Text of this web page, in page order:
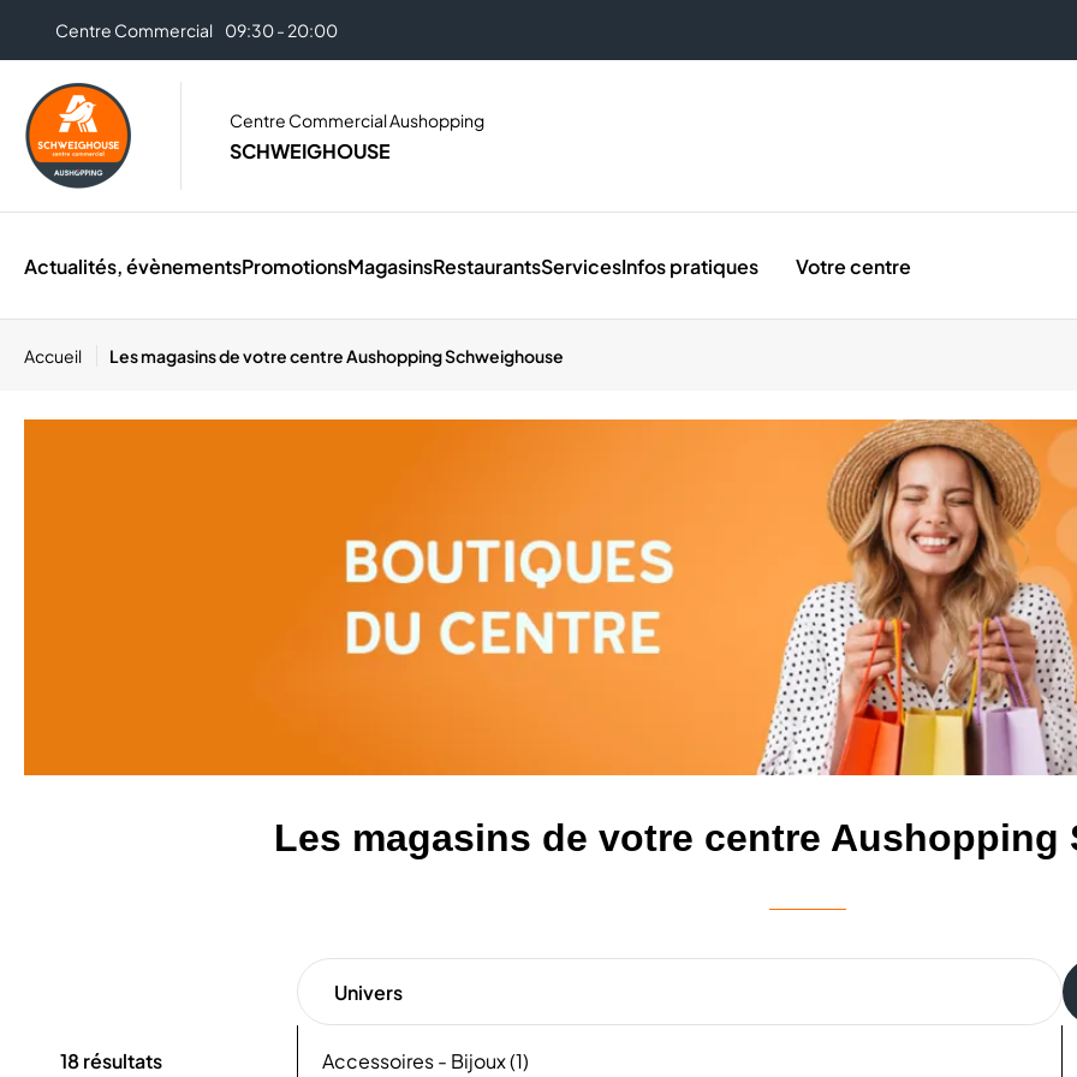
Centre Commercial 09:30 - 20:00
Centre Commercial Aushopping
SCHWEIGHOUSE
Actualités, évènementsPromotionsMagasinsRestaurantsServicesInfos pratiques Votre centre
Accueil Les magasins de votre centre Aushopping Schweighouse
Les magasins de votre centre Aushopping
Univers
Accessoires - Bijoux (1)
18résultats